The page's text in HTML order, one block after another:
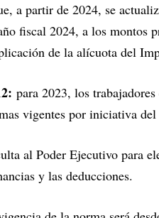
a partir de 2024, se
fiscal 2024, a los montos
de la alícuota del
para 2023, los
vigentes por iniciativa
al Poder Ejecutivo para
y las deducciones.